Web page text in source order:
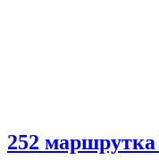
252 маршрутка